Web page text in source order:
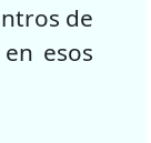
de
esos